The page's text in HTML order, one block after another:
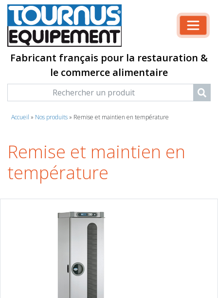
Fabricant français pour la restauration &
le commerce alimentaire
Accueil » Nos produits » Remise et maintien en température
Remise et maintien en
température